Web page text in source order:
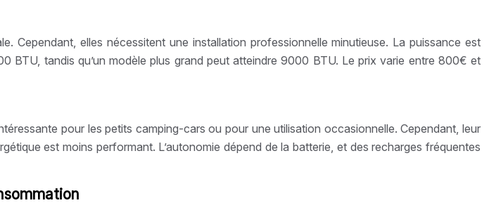
Cependant, elles nécessitent une installation professionnelle minutieuse. La puissance est
tandis qu’un modèle plus grand peut atteindre 9000 BTU. Le prix varie entre 800€ et
pour les petits camping-cars ou pour une utilisation occasionnelle. Cependant, leur
est moins performant. L’autonomie dépend de la batterie, et des recharges fréquentes